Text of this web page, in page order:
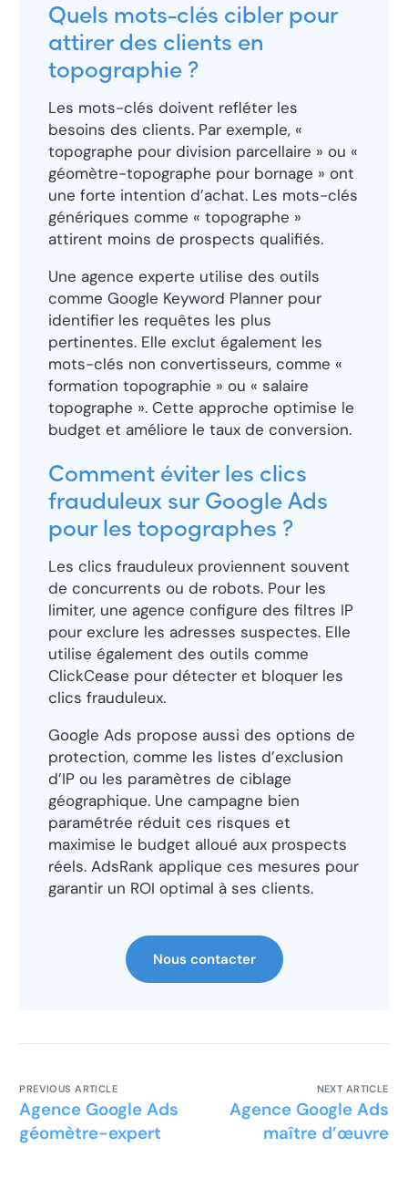
Quels mots-clés cibler pour
attirer des clients en
topographie ?
Les mots-clés doivent refléter les
besoins des clients. Par exemple, «
topographe pour division parcellaire » ou «
géomètre-topographe pour bornage » ont
une forte intention d’achat. Les mots-clés
génériques comme « topographe »
attirent moins de prospects qualifiés.
Une agence experte utilise des outils
comme Google Keyword Planner pour
identifier les requêtes les plus
pertinentes. Elle exclut également les
mots-clés non convertisseurs, comme «
formation topographie » ou « salaire
topographe ». Cette approche optimise le
budget et améliore le taux de conversion.
Comment éviter les clics
frauduleux sur Google Ads
pour les topographes ?
Les clics frauduleux proviennent souvent
de concurrents ou de robots. Pour les
limiter, une agence configure des filtres IP
pour exclure les adresses suspectes. Elle
utilise également des outils comme
ClickCease pour détecter et bloquer les
clics frauduleux.
Google Ads propose aussi des options de
protection, comme les listes d’exclusion
d’IP ou les paramètres de ciblage
géographique. Une campagne bien
paramétrée réduit ces risques et
maximise le budget alloué aux prospects
réels. AdsRank applique ces mesures pour
garantir un ROI optimal à ses clients.
Nous contacter
PREVIOUS ARTICLE
Agence Google Ads
géomètre-expert
NEXT ARTICLE
Agence Google Ads
maître d’œuvre